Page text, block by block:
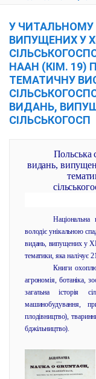
У ЧИТАЛЬНОМУ
ВИПУЩЕНИХ У
НААН (КІМ. 19)
ТЕМАТИЧНУ
ВИДАНЬ,
СІЛЬСЬКОГОСП
Польська
видань,
Національна
володіє унікальною
видань, випущених у
тематики, яка налічує
Книги
агрономія, ботаніка,
загальна історія
машинобудування,
плодівництво),
бджільництво).